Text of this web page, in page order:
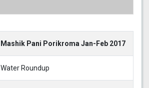
Mashik Pani Porikroma Jan-Feb 2017
Water Roundup